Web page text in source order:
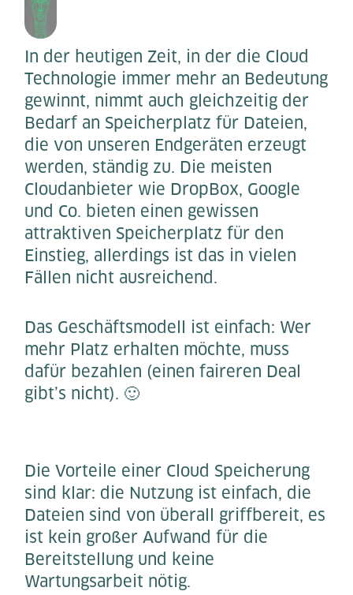
In der heutigen Zeit, in der die Cloud
Technologie immer mehr an Bedeutung
gewinnt, nimmt auch gleichzeitig der
Bedarf an Speicherplatz für Dateien,
die von unseren Endgeräten erzeugt
werden, ständig zu. Die meisten
Cloudanbieter wie DropBox, Google
und Co. bieten einen gewissen
attraktiven Speicherplatz für den
Einstieg, allerdings ist das in vielen
Fällen nicht ausreichend.
Das Geschäftsmodell ist einfach: Wer
mehr Platz erhalten möchte, muss
dafür bezahlen (einen faireren Deal
gibt’s nicht). 🙂
Die Vorteile einer Cloud Speicherung
sind klar: die Nutzung ist einfach, die
Dateien sind von überall griffbereit, es
ist kein großer Aufwand für die
Bereitstellung und keine
Wartungsarbeit nötig.